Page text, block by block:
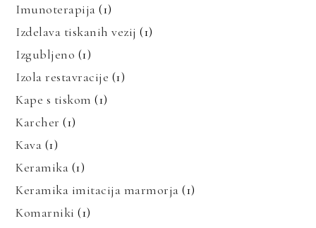
Imunoterapija (1)
Izdelava tiskanih vezij (1)
Izgubljeno (1)
Izola restavracije (1)
Kape s tiskom (1)
Karcher (1)
Kava (1)
Keramika (1)
Keramika imitacija marmorja (1)
Komarniki (1)